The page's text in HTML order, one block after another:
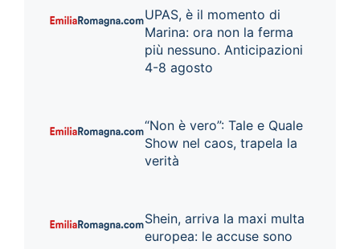
UPAS, è il momento di
Marina: ora non la ferma
più nessuno. Anticipazioni
4-8 agosto
“Non è vero”: Tale e Quale
Show nel caos, trapela la
verità
Shein, arriva la maxi multa
europea: le accuse sono